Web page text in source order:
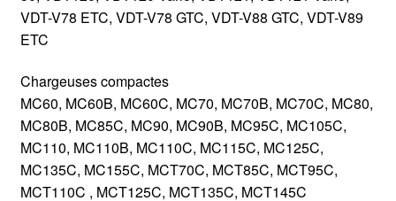
VDT-V78 ETC, VDT-V78 GTC, VDT-V88 GTC, VDT-V89
ETC
Chargeuses compactes
MC60, MC60B, MC60C, MC70, MC70B, MC70C, MC80,
MC80B, MC85C, MC90, MC90B, MC95C, MC105C,
MC110, MC110B, MC110C, MC115C, MC125C,
MC135C, MC155C, MCT70C, MCT85C, MCT95C,
MCT110C , MCT125C, MCT135C, MCT145C